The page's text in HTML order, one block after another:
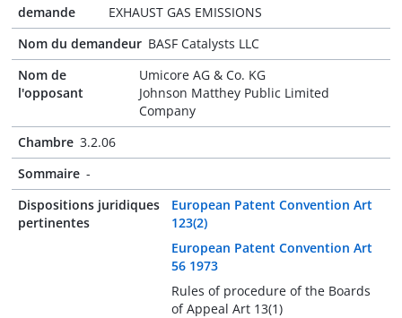
demande
EXHAUST GAS EMISSIONS
Nom du demandeur BASF Catalysts LLC
Nom de
l'opposant
Umicore AG & Co. KG
Johnson Matthey Public Limited
Company
Chambre 3.2.06
Sommaire -
Dispositions juridiques
pertinentes
European Patent Convention Art
123(2)
European Patent Convention Art
56 1973
Rules of procedure of the Boards
of Appeal Art 13(1)